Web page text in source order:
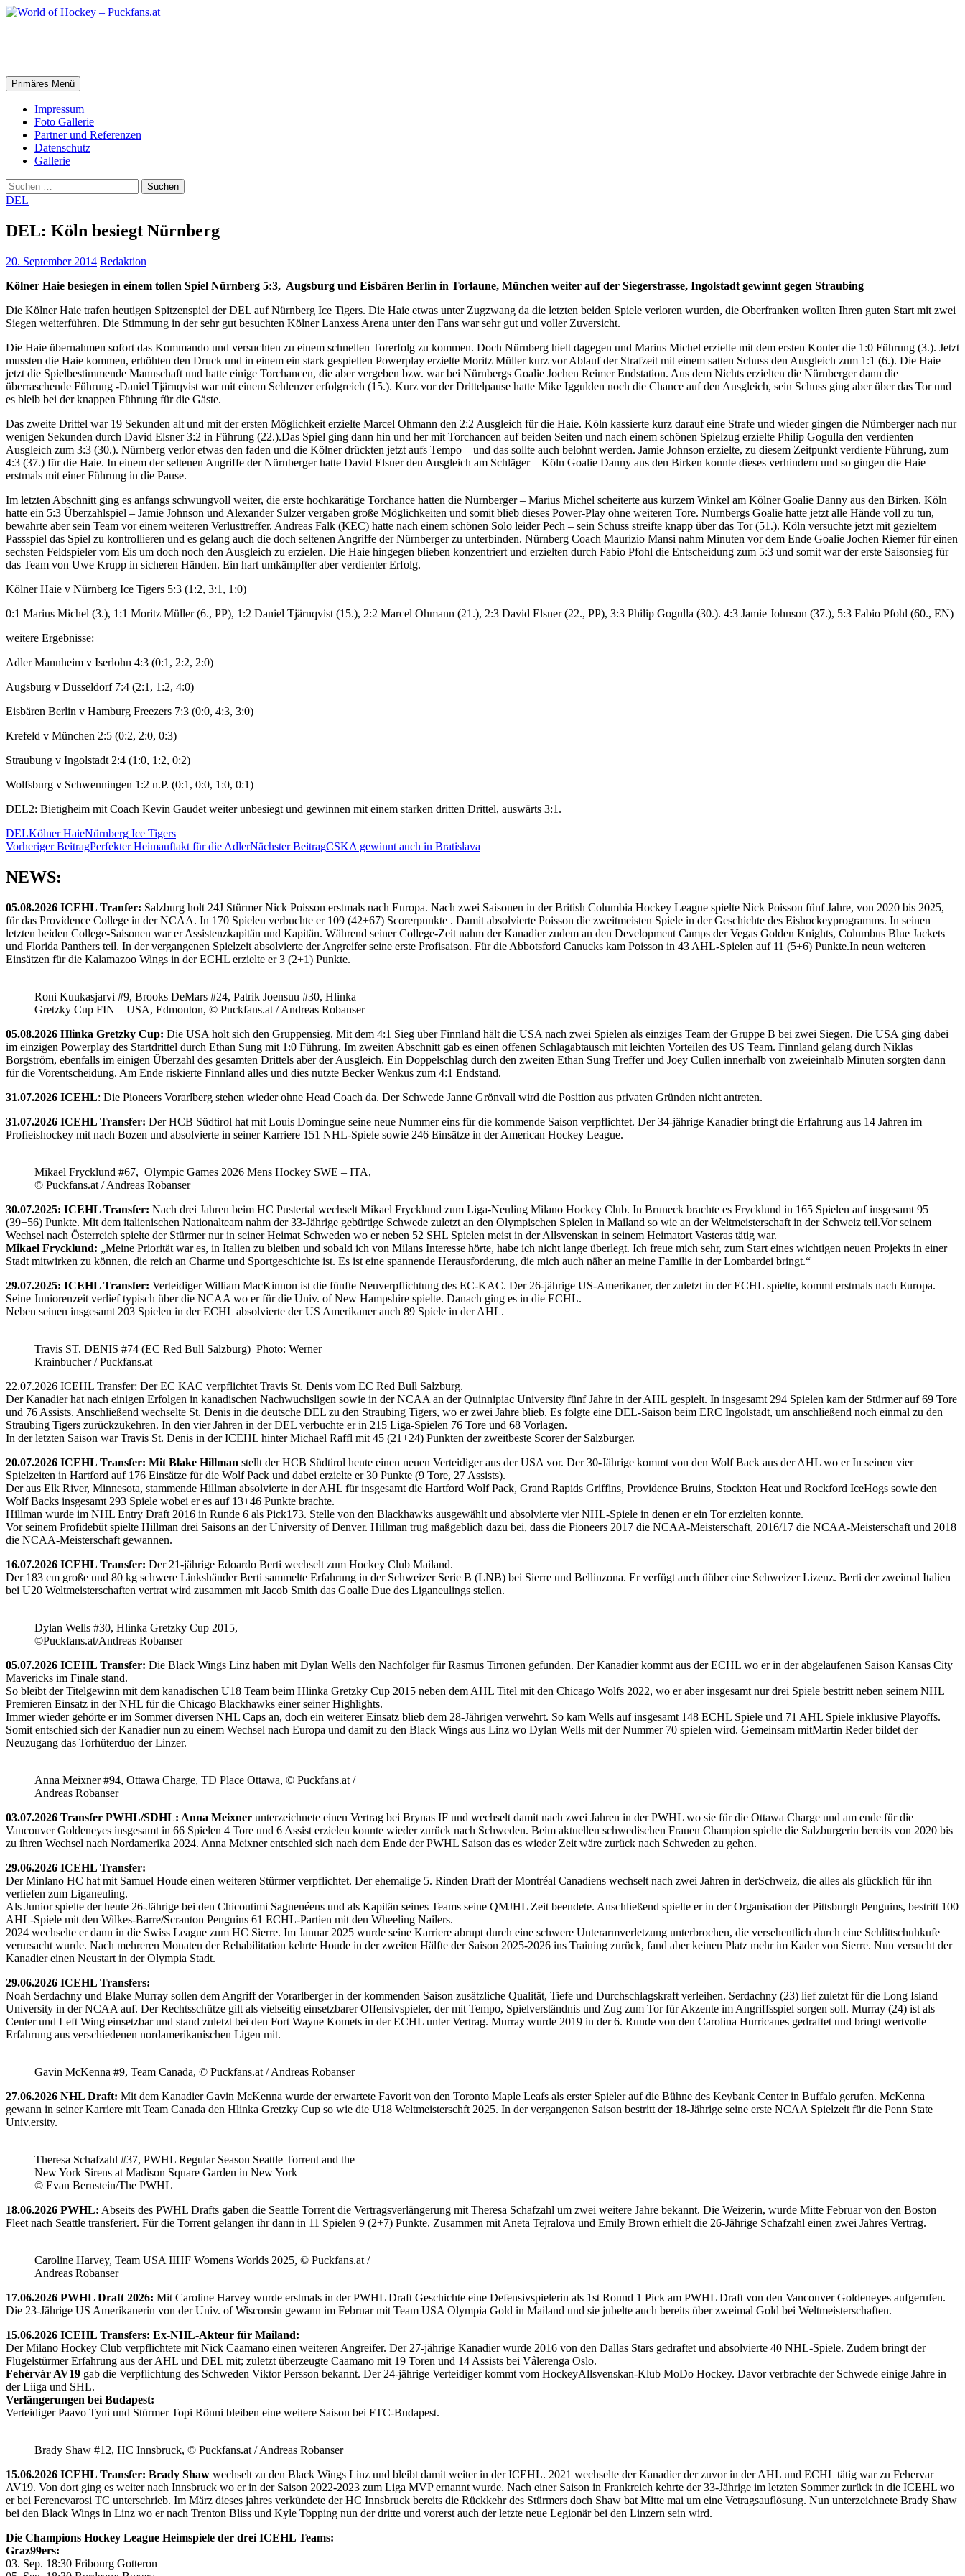
Zum
Suchen
Primäres Menü
Impressum
Foto Gallerie
Partner und Referenzen
Datenschutz
Gallerie
Suchen
nach:
DEL
DEL: Köln besiegt Nürnberg
20. September 2014 Redaktion
Kölner Haie besiegen in einem tollen Spiel Nürnberg 5:3, Augsburg und Eisbären Berlin in Torlaune, München weiter auf der Siegerstrasse, Ingolstadt gewinnt gegen Straubing
Die Kölner Haie trafen heutigen Spitzenspiel der DEL auf Nürnberg Ice Tigers. Die Haie etwas unter Zugzwang da die letzten beiden Spiele verloren wurden, die Oberfranken wollten Ihren guten Start mit zwei
Siegen weiterführen. Die Stimmung in der sehr gut besuchten Kölner Lanxess Arena unter den Fans war sehr gut und voller Zuversicht.
Die Haie übernahmen sofort das Kommando und versuchten zu einem schnellen Torerfolg zu kommen. Doch Nürnberg hielt dagegen und Marius Michel erzielte mit dem ersten Konter die 1:0 Führung (3.). Jetzt
mussten die Haie kommen, erhöhten den Druck und in einem ein stark gespielten Powerplay erzielte Moritz Müller kurz vor Ablauf der Strafzeit mit einem satten Schuss den Ausgleich zum 1:1 (6.). Die Haie
jetzt die Spielbestimmende Mannschaft und hatte einige Torchancen, die aber vergeben bzw. war bei Nürnbergs Goalie Jochen Reimer Endstation. Aus dem Nichts erzielten die Nürnberger dann die
überraschende Führung -Daniel Tjärnqvist war mit einem Schlenzer erfolgreich (15.). Kurz vor der Drittelpause hatte Mike Iggulden noch die Chance auf den Ausgleich, sein Schuss ging aber über das Tor und
es bleib bei der knappen Führung für die Gäste.
Das zweite Drittel war 19 Sekunden alt und mit der ersten Möglichkeit erzielte Marcel Ohmann den 2:2 Ausgleich für die Haie. Köln kassierte kurz darauf eine Strafe und wieder gingen die Nürnberger nach nur
wenigen Sekunden durch David Elsner 3:2 in Führung (22.).Das Spiel ging dann hin und her mit Torchancen auf beiden Seiten und nach einem schönen Spielzug erzielte Philip Gogulla den verdienten
Ausgleich zum 3:3 (30.). Nürnberg verlor etwas den faden und die Kölner drückten jetzt aufs Tempo – und das sollte auch belohnt werden. Jamie Johnson erzielte, zu diesem Zeitpunkt verdiente Führung, zum
4:3 (37.) für die Haie. In einem der seltenen Angriffe der Nürnberger hatte David Elsner den Ausgleich am Schläger – Köln Goalie Danny aus den Birken konnte dieses verhindern und so gingen die Haie
erstmals mit einer Führung in die Pause.
Im letzten Abschnitt ging es anfangs schwungvoll weiter, die erste hochkarätige Torchance hatten die Nürnberger – Marius Michel scheiterte aus kurzem Winkel am Kölner Goalie Danny aus den Birken. Köln
hatte ein 5:3 Überzahlspiel – Jamie Johnson und Alexander Sulzer vergaben große Möglichkeiten und somit blieb dieses Power-Play ohne weiteren Tore. Nürnbergs Goalie hatte jetzt alle Hände voll zu tun,
bewahrte aber sein Team vor einem weiteren Verlusttreffer. Andreas Falk (KEC) hatte nach einem schönen Solo leider Pech – sein Schuss streifte knapp über das Tor (51.). Köln versuchte jetzt mit gezieltem
Passspiel das Spiel zu kontrollieren und es gelang auch die doch seltenen Angriffe der Nürnberger zu unterbinden. Nürnberg Coach Maurizio Mansi nahm Minuten vor dem Ende Goalie Jochen Riemer für einen
sechsten Feldspieler vom Eis um doch noch den Ausgleich zu erzielen. Die Haie hingegen blieben konzentriert und erzielten durch Fabio Pfohl die Entscheidung zum 5:3 und somit war der erste Saisonsieg für
das Team von Uwe Krupp in sicheren Händen. Ein hart umkämpfter aber verdienter Erfolg.
Kölner Haie v Nürnberg Ice Tigers 5:3 (1:2, 3:1, 1:0)
0:1 Marius Michel (3.), 1:1 Moritz Müller (6., PP), 1:2 Daniel Tjärnqvist (15.), 2:2 Marcel Ohmann (21.), 2:3 David Elsner (22., PP), 3:3 Philip Gogulla (30.). 4:3 Jamie Johnson (37.), 5:3 Fabio Pfohl (60., EN)
weitere Ergebnisse:
Adler Mannheim v Iserlohn 4:3 (0:1, 2:2, 2:0)
Augsburg v Düsseldorf 7:4 (2:1, 1:2, 4:0)
Eisbären Berlin v Hamburg Freezers 7:3 (0:0, 4:3, 3:0)
Krefeld v München 2:5 (0:2, 2:0, 0:3)
Straubung v Ingolstadt 2:4 (1:0, 1:2, 0:2)
Wolfsburg v Schwenningen 1:2 n.P. (0:1, 0:0, 1:0, 0:1)
DEL2: Bietigheim mit Coach Kevin Gaudet weiter unbesiegt und gewinnen mit einem starken dritten Drittel, auswärts 3:1.
DELKölner HaieNürnberg Ice Tigers
Beitragsnavigation
Vorheriger BeitragPerfekter Heimauftakt für die AdlerNächster BeitragCSKA gewinnt auch in Bratislava
NEWS:
05.08.2026 ICEHL Tranfer: Salzburg holt 24J Stürmer Nick Poisson erstmals nach Europa. Nach zwei Saisonen in der British Columbia Hockey League spielte Nick Poisson fünf Jahre, von 2020 bis 2025,
für das Providence College in der NCAA. In 170 Spielen verbuchte er 109 (42+67) Scorerpunkte . Damit absolvierte Poisson die zweitmeisten Spiele in der Geschichte des Eishockeyprogramms. In seinen
letzten beiden College-Saisonen war er Assistenzkapitän und Kapitän. Während seiner College-Zeit nahm der Kanadier zudem an den Development Camps der Vegas Golden Knights, Columbus Blue Jackets
und Florida Panthers teil. In der vergangenen Spielzeit absolvierte der Angreifer seine erste Profisaison. Für die Abbotsford Canucks kam Poisson in 43 AHL-Spielen auf 11 (5+6) Punkte.In neun weiteren
Einsätzen für die Kalamazoo Wings in der ECHL erzielte er 3 (2+1) Punkte.
Roni Kuukasjarvi #9, Brooks DeMars #24, Patrik Joensuu #30, Hlinka
Gretzky Cup FIN – USA, Edmonton, © Puckfans.at / Andreas Robanser
05.08.2026 Hlinka Gretzky Cup: Die USA holt sich den Gruppensieg. Mit dem 4:1 Sieg über Finnland hält die USA nach zwei Spielen als einziges Team der Gruppe B bei zwei Siegen. Die USA ging dabei
im einzigen Powerplay des Startdrittel durch Ethan Sung mit 1:0 Führung. Im zweiten Abschnitt gab es einen offenen Schlagabtausch mit leichten Vorteilen des US Team. Finnland gelang durch Niklas
Borgström, ebenfalls im einigen Überzahl des gesamten Drittels aber der Ausgleich. Ein Doppelschlag durch den zweiten Ethan Sung Treffer und Joey Cullen innerhalb von zweieinhalb Minuten sorgten dann
für die Vorentscheidung. Am Ende riskierte Finnland alles und dies nutzte Becker Wenkus zum 4:1 Endstand.
31.07.2026 ICEHL: Die Pioneers Vorarlberg stehen wieder ohne Head Coach da. Der Schwede Janne Grönvall wird die Position aus privaten Gründen nicht antreten.
31.07.2026 ICEHL Transfer: Der HCB Südtirol hat mit Louis Domingue seine neue Nummer eins für die kommende Saison verpflichtet. Der 34-jährige Kanadier bringt die Erfahrung aus 14 Jahren im
Profieishockey mit nach Bozen und absolvierte in seiner Karriere 151 NHL-Spiele sowie 246 Einsätze in der American Hockey League.
Mikael Frycklund #67, Olympic Games 2026 Mens Hockey SWE – ITA,
© Puckfans.at / Andreas Robanser
30.07.2025: ICEHL Transfer: Nach drei Jahren beim HC Pustertal wechselt Mikael Frycklund zum Liga-Neuling Milano Hockey Club. In Bruneck brachte es Frycklund in 165 Spielen auf insgesamt 95
(39+56) Punkte. Mit dem italienischen Nationalteam nahm der 33-Jährige gebürtige Schwede zuletzt an den Olympischen Spielen in Mailand so wie an der Weltmeisterschaft in der Schweiz teil.Vor seinem
Wechsel nach Österreich spielte der Stürmer nur in seiner Heimat Schweden wo er neben 52 SHL Spielen meist in der Allsvenskan in seinem Heimatort Vasteras tätig war.
Mikael Frycklund: „Meine Priorität war es, in Italien zu bleiben und sobald ich von Milans Interesse hörte, habe ich nicht lange überlegt. Ich freue mich sehr, zum Start eines wichtigen neuen Projekts in einer
Stadt mitwirken zu können, die reich an Charme und Sportgeschichte ist. Es ist eine spannende Herausforderung, die mich auch näher an meine Familie in der Lombardei bringt.“
29.07.2025: ICEHL Transfer: Verteidiger William MacKinnon ist die fünfte Neuverpflichtung des EC-KAC. Der 26-jährige US-Amerikaner, der zuletzt in der ECHL spielte, kommt erstmals nach Europa.
Seine Juniorenzeit verlief typisch über die NCAA wo er für die Univ. of New Hampshire spielte. Danach ging es in die ECHL.
Neben seinen insgesamt 203 Spielen in der ECHL absolvierte der US Amerikaner auch 89 Spiele in der AHL.
Travis ST. DENIS #74 (EC Red Bull Salzburg) Photo: Werner
Krainbucher / Puckfans.at
22.07.2026 ICEHL Transfer: Der EC KAC verpflichtet Travis St. Denis vom EC Red Bull Salzburg.
Der Kanadier hat nach einigen Erfolgen in kanadischen Nachwuchsligen sowie in der NCAA an der Quinnipiac University fünf Jahre in der AHL gespielt. In insgesamt 294 Spielen kam der Stürmer auf 69 Tore
und 76 Assists. Anschließend wechselte St. Denis in die deutsche DEL zu den Straubing Tigers, wo er zwei Jahre blieb. Es folgte eine DEL-Saison beim ERC Ingolstadt, um anschließend noch einmal zu den
Straubing Tigers zurückzukehren. In den vier Jahren in der DEL verbuchte er in 215 Liga-Spielen 76 Tore und 68 Vorlagen.
In der letzten Saison war Travis St. Denis in der ICEHL hinter Michael Raffl mit 45 (21+24) Punkten der zweitbeste Scorer der Salzburger.
20.07.2026 ICEHL Transfer: Mit Blake Hillman stellt der HCB Südtirol heute einen neuen Verteidiger aus der USA vor. Der 30-Jährige kommt von den Wolf Back aus der AHL wo er In seinen vier
Spielzeiten in Hartford auf 176 Einsätze für die Wolf Pack und dabei erzielte er 30 Punkte (9 Tore, 27 Assists).
Der aus Elk River, Minnesota, stammende Hillman absolvierte in der AHL für insgesamt die Hartford Wolf Pack, Grand Rapids Griffins, Providence Bruins, Stockton Heat und Rockford IceHogs sowie den
Wolf Backs insgesamt 293 Spiele wobei er es auf 13+46 Punkte brachte.
Hillman wurde im NHL Entry Draft 2016 in Runde 6 als Pick173. Stelle von den Blackhawks ausgewählt und absolvierte vier NHL-Spiele in denen er ein Tor erzielten konnte.
Vor seinem Profidebüt spielte Hillman drei Saisons an der University of Denver. Hillman trug maßgeblich dazu bei, dass die Pioneers 2017 die NCAA-Meisterschaft, 2016/17 die NCAA-Meisterschaft und 2018
die NCAA-Meisterschaft gewannen.
16.07.2026 ICEHL Transfer: Der 21-jährige Edoardo Berti wechselt zum Hockey Club Mailand.
Der 183 cm große und 80 kg schwere Linkshänder Berti sammelte Erfahrung in der Schweizer Serie B (LNB) bei Sierre und Bellinzona. Er verfügt auch üüber eine Schweizer Lizenz. Berti der zweimal Italien
bei U20 Weltmeisterschaften vertrat wird zusammen mit Jacob Smith das Goalie Due des Liganeulings stellen.
Dylan Wells #30, Hlinka Gretzky Cup 2015,
©Puckfans.at/Andreas Robanser
05.07.2026 ICEHL Transfer: Die Black Wings Linz haben mit Dylan Wells den Nachfolger für Rasmus Tirronen gefunden. Der Kanadier kommt aus der ECHL wo er in der abgelaufenen Saison Kansas City
Mavericks im Finale stand.
So bleibt der Titelgewinn mit dem kanadischen U18 Team beim Hlinka Gretzky Cup 2015 neben dem AHL Titel mit den Chicago Wolfs 2022, wo er aber insgesamt nur drei Spiele bestritt neben seinem NHL
Premieren Einsatz in der NHL für die Chicago Blackhawks einer seiner Highlights.
Immer wieder gehörte er im Sommer diversen NHL Caps an, doch ein weiterer Einsatz blieb dem 28-Jährigen verwehrt. So kam Wells auf insgesamt 148 ECHL Spiele und 71 AHL Spiele inklusive Playoffs.
Somit entschied sich der Kanadier nun zu einem Wechsel nach Europa und damit zu den Black Wings aus Linz wo Dylan Wells mit der Nummer 70 spielen wird. Gemeinsam mitMartin Reder bildet der
Neuzugang das Torhüterduo der Linzer.
Anna Meixner #94, Ottawa Charge, TD Place Ottawa, © Puckfans.at /
Andreas Robanser
03.07.2026 Transfer PWHL/SDHL: Anna Meixner unterzeichnete einen Vertrag bei Brynas IF und wechselt damit nach zwei Jahren in der PWHL wo sie für die Ottawa Charge und am ende für die
Vancouver Goldeneyes insgesamt in 66 Spielen 4 Tore und 6 Assist erzielen konnte wieder zurück nach Schweden. Beim aktuellen schwedischen Frauen Champion spielte die Salzburgerin bereits von 2020 bis
zu ihren Wechsel nach Nordamerika 2024. Anna Meixner entschied sich nach dem Ende der PWHL Saison das es wieder Zeit wäre zurück nach Schweden zu gehen.
29.06.2026 ICEHL Transfer:
Der Minlano HC hat mit Samuel Houde einen weiteren Stürmer verpflichtet. Der ehemalige 5. Rinden Draft der Montréal Canadiens wechselt nach zwei Jahren in derSchweiz, die alles als glücklich für ihn
verliefen zum Liganeuling.
Als Junior spielte der heute 26-Jährige bei den Chicoutimi Saguenéens und als Kapitän seines Teams seine QMJHL Zeit beendete. Anschließend spielte er in der Organisation der Pittsburgh Penguins, bestritt 100
AHL-Spiele mit den Wilkes-Barre/Scranton Penguins 61 ECHL-Partien mit den Wheeling Nailers.
2024 wechselte er dann in die Swiss League zum HC Sierre. Im Januar 2025 wurde seine Karriere abrupt durch eine schwere Unterarmverletzung unterbrochen, die versehentlich durch eine Schlittschuhkufe
verursacht wurde. Nach mehreren Monaten der Rehabilitation kehrte Houde in der zweiten Hälfte der Saison 2025-2026 ins Training zurück, fand aber keinen Platz mehr im Kader von Sierre. Nun versucht der
Kanadier einen Neustart in der Olympia Stadt.
29.06.2026 ICEHL Transfers:
Noah Serdachny und Blake Murray sollen dem Angriff der Vorarlberger in der kommenden Saison zusätzliche Qualität, Tiefe und Durchschlagskraft verleihen. Serdachny (23) lief zuletzt für die Long Island
University in der NCAA auf. Der Rechtsschütze gilt als vielseitig einsetzbarer Offensivspieler, der mit Tempo, Spielverständnis und Zug zum Tor für Akzente im Angriffsspiel sorgen soll. Murray (24) ist als
Center und Left Wing einsetzbar und stand zuletzt bei den Fort Wayne Komets in der ECHL unter Vertrag. Murray wurde 2019 in der 6. Runde von den Carolina Hurricanes gedraftet und bringt wertvolle
Erfahrung aus verschiedenen nordamerikanischen Ligen mit.
Gavin McKenna #9, Team Canada, © Puckfans.at / Andreas Robanser
27.06.2026 NHL Draft: Mit dem Kanadier Gavin McKenna wurde der erwartete Favorit von den Toronto Maple Leafs als erster Spieler auf die Bühne des Keybank Center in Buffalo gerufen. McKenna
gewann in seiner Karriere mit Team Canada den Hlinka Gretzky Cup so wie die U18 Weltmeisterschft 2025. In der vergangenen Saison bestritt der 18-Jährige seine erste NCAA Spielzeit für die Penn State
Univ.ersity.
Theresa Schafzahl #37, PWHL Regular Season Seattle Torrent and the
New York Sirens at Madison Square Garden in New York
© Evan Bernstein/The PWHL
18.06.2026 PWHL: Abseits des PWHL Drafts gaben die Seattle Torrent die Vertragsverlängerung mit Theresa Schafzahl um zwei weitere Jahre bekannt. Die Weizerin, wurde Mitte Februar von den Boston
Fleet nach Seattle transferiert. Für die Torrent gelangen ihr dann in 11 Spielen 9 (2+7) Punkte. Zusammen mit Aneta Tejralova und Emily Brown erhielt die 26-Jährige Schafzahl einen zwei Jahres Vertrag.
Caroline Harvey, Team USA IIHF Womens Worlds 2025, © Puckfans.at /
Andreas Robanser
17.06.2026 PWHL Draft 2026: Mit Caroline Harvey wurde erstmals in der PWHL Draft Geschichte eine Defensivspielerin als 1st Round 1 Pick am PWHL Draft von den Vancouver Goldeneyes aufgerufen.
Die 23-Jährige US Amerikanerin von der Univ. of Wisconsin gewann im Februar mit Team USA Olympia Gold in Mailand und sie jubelte auch bereits über zweimal Gold bei Weltmeisterschaften.
15.06.2026 ICEHL Transfers: Ex-NHL-Akteur für Mailand:
Der Milano Hockey Club verpflichtete mit Nick Caamano einen weiteren Angreifer. Der 27-jährige Kanadier wurde 2016 von den Dallas Stars gedraftet und absolvierte 40 NHL-Spiele. Zudem bringt der
Flügelstürmer Erfahrung aus der AHL und DEL mit; zuletzt überzeugte Caamano mit 19 Toren und 14 Assists bei Vålerenga Oslo.
Fehérvár AV19 gab die Verpflichtung des Schweden Viktor Persson bekannt. Der 24-jährige Verteidiger kommt vom HockeyAllsvenskan-Klub MoDo Hockey. Davor verbrachte der Schwede einige Jahre in
der Liiga und SHL.
Verlängerungen bei Budapest:
Verteidiger Paavo Tyni und Stürmer Topi Rönni bleiben eine weitere Saison bei FTC-Budapest.
Brady Shaw #12, HC Innsbruck, © Puckfans.at / Andreas Robanser
15.06.2026 ICEHL Transfer: Brady Shaw wechselt zu den Black Wings Linz und bleibt damit weiter in der ICEHL. 2021 wechselte der Kanadier der zuvor in der AHL und ECHL tätig war zu Fehervar
AV19. Von dort ging es weiter nach Innsbruck wo er in der Saison 2022-2023 zum Liga MVP ernannt wurde. Nach einer Saison in Frankreich kehrte der 33-Jährige im letzten Sommer zurück in die ICEHL wo
er bei Ferencvarosi TC unterschrieb. Im März dieses jahres verkündete der HC Innsbruck bereits die Rückkehr des Stürmers doch Shaw bat Mitte mai um eine Vetragsauflösung. Nun unterzeichnete Brady Shaw
bei den Black Wings in Linz wo er nach Trenton Bliss und Kyle Topping nun der dritte und vorerst auch der letzte neue Legionär bei den Linzern sein wird.
Die Champions Hockey League Heimspiele der drei ICEHL Teams:
Graz99ers:
03. Sep. 18:30 Fribourg Gotteron